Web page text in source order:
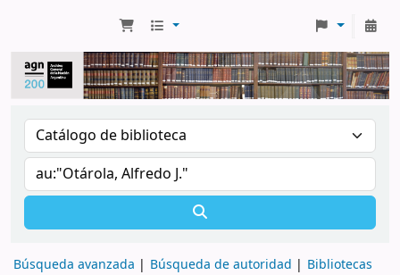
Búsqueda avanzada Búsqueda de autoridad Bibliotecas